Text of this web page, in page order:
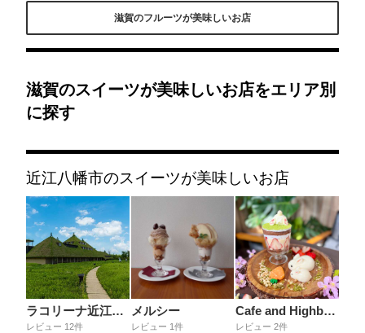
ームとの相性抜群♫いち
な桃がぐるりと敷き詰め
で色々な食感が楽しめま
す。キラキラ苺がいっぱ
食べられますよ☆カフェ
滋賀のフルーツが美味しいお店
滋賀のスイーツが美味しいお店をエリア別
に探す
近江八幡市のスイーツが美味しいお店
ラコリーナ近江八幡
レビュー 12件
メルシー
レビュー 1件
Cafe and Highball Bar CAN
レビュー 2件